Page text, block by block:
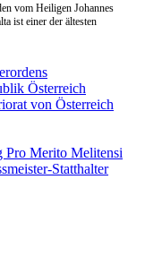
vom Heiligen Johannes
ist einer der ältesten
Österreich
von Österreich
Pro Merito Melitensi
Statthalter